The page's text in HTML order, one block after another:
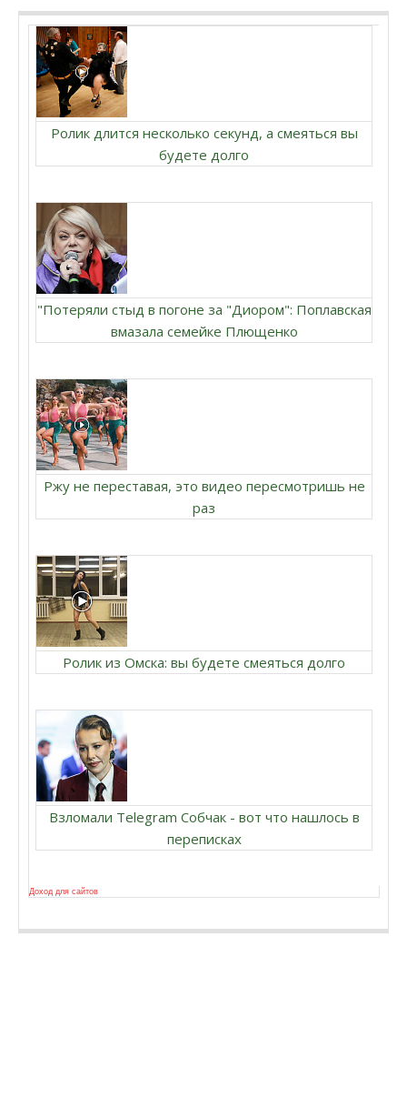
Ролик длится несколько секунд, а смеяться вы
будете долго
"Потеряли стыд в погоне за "Диором": Поплавская
вмазала семейке Плющенко
Ржу не переставая, это видео пересмотришь не
раз
Ролик из Омска: вы будете смеяться долго
Взломали Telegram Собчак - вот что нашлось в
переписках
Доход для сайтов